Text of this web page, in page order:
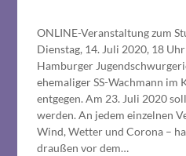
ONLINE-Veranstaltung zum
Dienstag, 14. Juli 2020, 18
Hamburger
ehemaliger SS-Wachmann im
entgegen. Am 23. Juli 2020
werden. An jedem einzelnen
Wind, Wetter und Corona –
draußen vor dem…